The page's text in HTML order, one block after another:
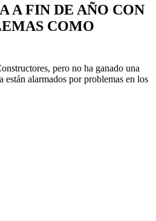
A FIN DE AÑO CON
COMO
pero no ha ganado una
están alarmados por problemas en los